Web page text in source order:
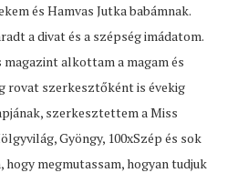
és Hamvas Jutka babámnak.
a divat és a szépség imádatom.
alkottam a magam és
rovat szerkesztőként is évekig
szerkesztettem a Miss
Gyöngy, 100xSzép és sok
hogy megmutassam, hogyan tudjuk